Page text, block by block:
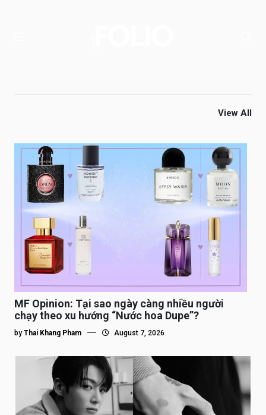
View All
MF Opinion: Tại sao ngày càng nhiều người
chạy theo xu hướng “Nước hoa Dupe”?
by Thai Khang Pham August 7, 2026